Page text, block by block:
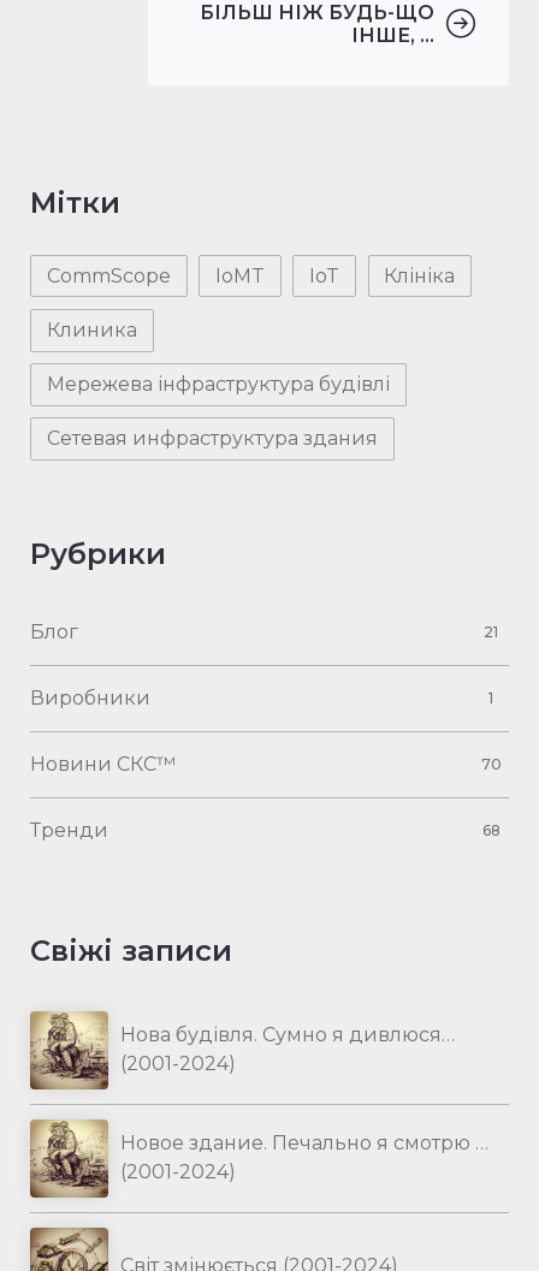
БІЛЬШ НІЖ БУДЬ-ЩО
ІНШЕ, ...
Мітки
CommScope IoMT IoT Клініка
Клиника
Мережева інфраструктура будівлі
Сетевая инфраструктура здания
Рубрики
Блог 21
Виробники 1
Новини СКС™ 70
Тренди 68
Свіжі записи
Нова будівля. Сумно я дивлюся…
(2001-2024)
Новое здание. Печально я смотрю …
(2001-2024)
Світ змінюється (2001-2024)